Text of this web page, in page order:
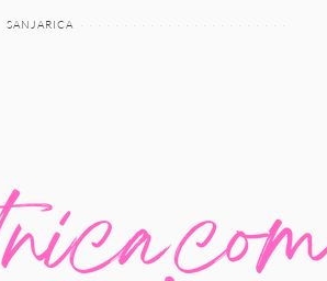
SANJARICA